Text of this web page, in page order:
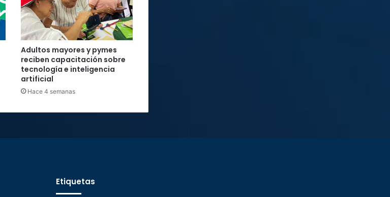
Adultos mayores y pymes
reciben capacitación sobre
tecnología e inteligencia
artificial
Hace 4 semanas
Etiquetas